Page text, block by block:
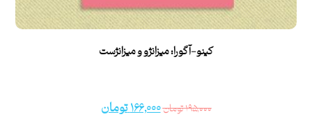
کینو-آگورا: میزانژو و میزانژست
۱۹۵,۰۰۰تومان۱۶۶,۰۰۰تومان